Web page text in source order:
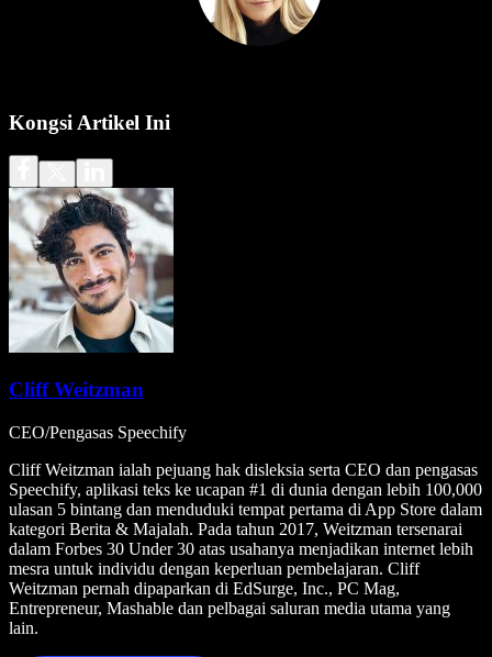
Kongsi Artikel Ini
Cliff Weitzman
CEO/Pengasas Speechify
Cliff Weitzman ialah pejuang hak disleksia serta CEO dan pengasas
Speechify, aplikasi teks ke ucapan #1 di dunia dengan lebih 100,000
ulasan 5 bintang dan menduduki tempat pertama di App Store dalam
kategori Berita & Majalah. Pada tahun 2017, Weitzman tersenarai
dalam Forbes 30 Under 30 atas usahanya menjadikan internet lebih
mesra untuk individu dengan keperluan pembelajaran. Cliff
Weitzman pernah dipaparkan di EdSurge, Inc., PC Mag,
Entrepreneur, Mashable dan pelbagai saluran media utama yang
lain.